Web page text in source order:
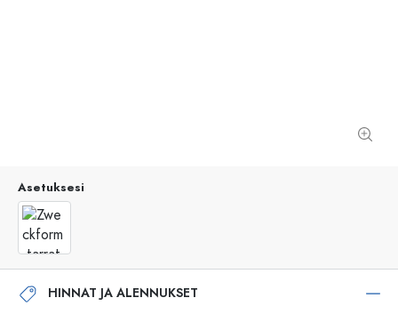
Asetuksesi
HINNAT JA ALENNUKSET